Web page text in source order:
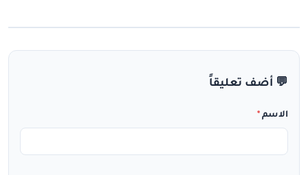
💬 أضف تعليقاً
الاسم *